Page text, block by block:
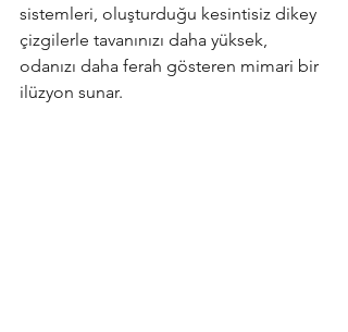
sistemleri, oluşturduğu kesintisiz dikey
çizgilerle tavanınızı daha yüksek,
odanızı daha ferah gösteren mimari bir
ilüzyon sunar.